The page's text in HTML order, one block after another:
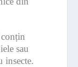
sau
insecte.